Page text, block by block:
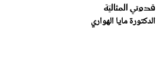
قدوتي المثاليّة
الدكتورة مايا الهواري